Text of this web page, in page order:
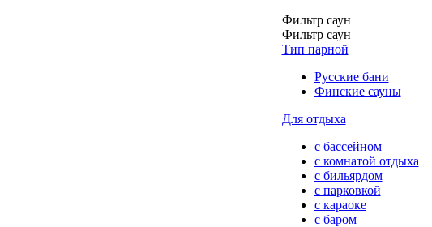
Фильтр саун
Фильтр саун
Тип парной
Русские бани
Финские сауны
Для отдыха
с бассейном
с комнатой отдыха
с бильярдом
с парковкой
с караоке
с баром